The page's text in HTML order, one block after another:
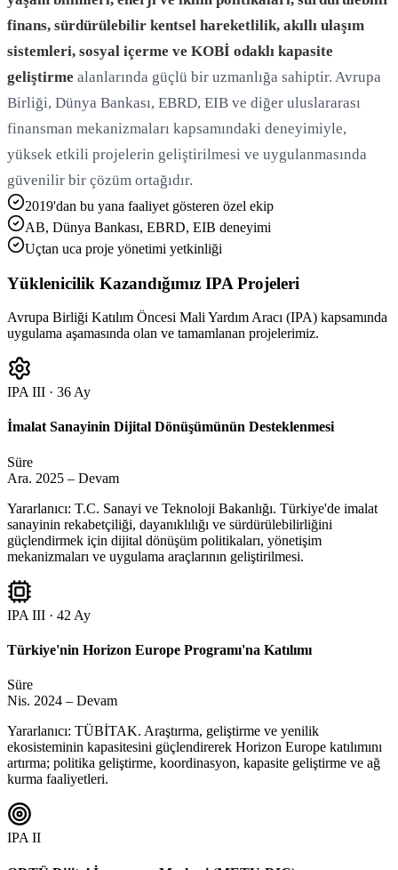
finans, sürdürülebilir kentsel hareketlilik, akıllı ulaşım
sistemleri, sosyal içerme ve KOBİ odaklı kapasite
geliştirme alanlarında güçlü bir uzmanlığa sahiptir. Avrupa
Birliği, Dünya Bankası, EBRD, EIB ve diğer uluslararası
finansman mekanizmaları kapsamındaki deneyimiyle,
yüksek etkili projelerin geliştirilmesi ve uygulanmasında
güvenilir bir çözüm ortağıdır.
2019'dan bu yana faaliyet gösteren özel ekip
AB, Dünya Bankası, EBRD, EIB deneyimi
Uçtan uca proje yönetimi yetkinliği
Yüklenicilik Kazandığımız IPA Projeleri
Avrupa Birliği Katılım Öncesi Mali Yardım Aracı (IPA) kapsamında
uygulama aşamasında olan ve tamamlanan projelerimiz.
IPA III · 36 Ay
İmalat Sanayinin Dijital Dönüşümünün Desteklenmesi
Süre
Ara. 2025 – Devam
Yararlanıcı: T.C. Sanayi ve Teknoloji Bakanlığı. Türkiye'de imalat
sanayinin rekabetçiliği, dayanıklılığı ve sürdürülebilirliğini
güçlendirmek için dijital dönüşüm politikaları, yönetişim
mekanizmaları ve uygulama araçlarının geliştirilmesi.
IPA III · 42 Ay
Türkiye'nin Horizon Europe Programı'na Katılımı
Süre
Nis. 2024 – Devam
Yararlanıcı: TÜBİTAK. Araştırma, geliştirme ve yenilik
ekosisteminin kapasitesini güçlendirerek Horizon Europe katılımını
artırma; politika geliştirme, koordinasyon, kapasite geliştirme ve ağ
kurma faaliyetleri.
IPA II